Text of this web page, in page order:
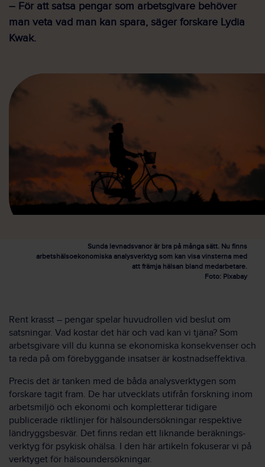
– För att satsa pengar som arbets­givare behöver
man veta vad man kan spara, säger forskare Lydia
Kwak.
Sunda levnadsvanor är bra på många sätt. Nu finns
arbetshälsoekonomiska analysverktyg som kan visa vinsterna med
att främja hälsan bland medarbetare.
Foto: Pixabay
Rent krasst – pengar spelar huvud­rollen vid beslut om
satsningar. Vad kostar det här och vad kan vi tjäna? Som
arbets­givare vill du kunna se ekonomiska konsekvenser och
ta reda på om före­byggande insatser är kostnads­effektiva.
Precis det är tanken med de båda analys­verktygen som
forskare tagit fram. De har utvecklats utifrån forskning inom
arbets­miljö och ekonomi och kompletterar tidigare
publicerade rikt­linjer för hälso­undersökningar respektive
ländryggs­besvär. Det finns redan ett liknande beräknings­
verktyg för psykisk ohälsa. I den här artikeln fokuserar vi på
verktyget för hälso­undersökningar.